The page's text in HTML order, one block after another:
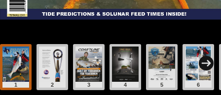
1 2 3 4 5 6